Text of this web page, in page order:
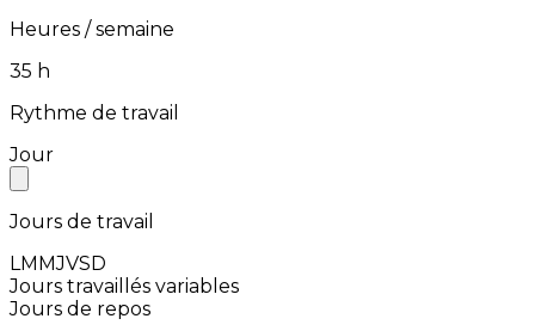
Heures / semaine
⁨35⁩ h
Rythme de travail
Jour
Jours de travail
LMMJVSD
Jours travaillés variables
Jours de repos